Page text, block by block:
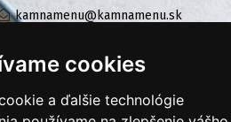
cookies
a ďalšie technológie
kamnamenu@kamnamenu.sk
instagram/kamnamenu.sk
KONTAKTUJTE NÁS